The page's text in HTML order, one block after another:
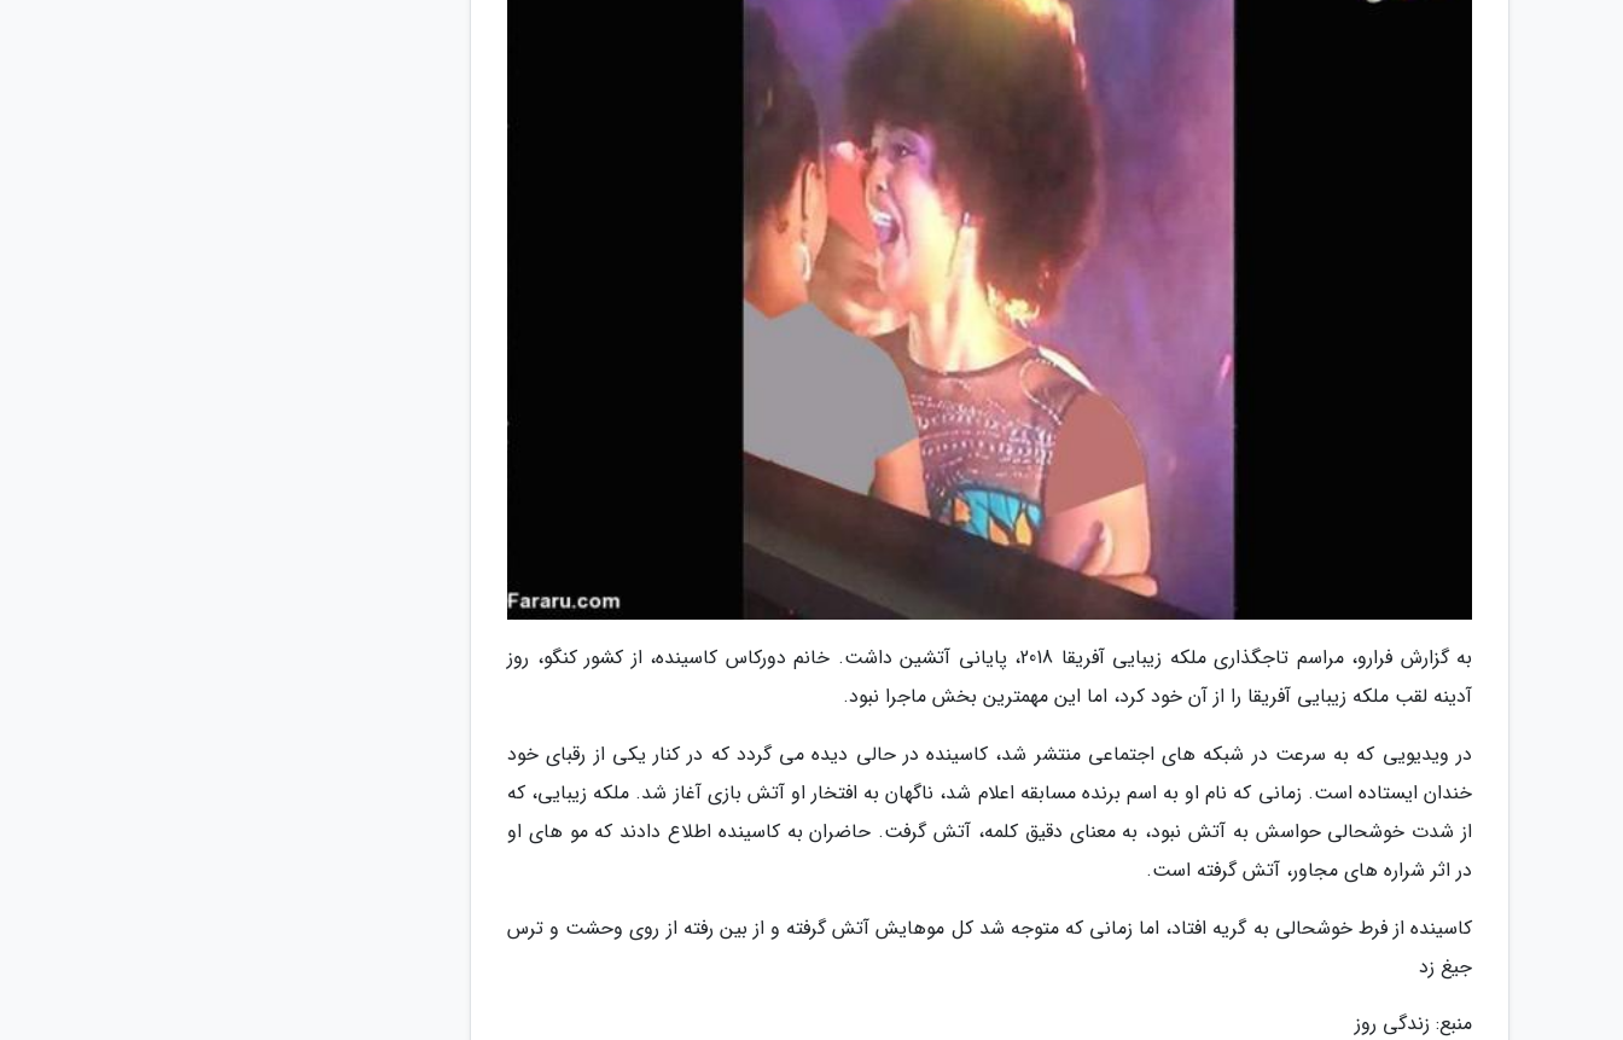
به گزارش فرارو، مراسم تاجگذاری ملکه زیبایی آفریقا 2018، پایانی آتشین داشت. خانم دورکاس کاسینده، از کشور کنگو، روز
آدینه لقب ملکه زیبایی آفریقا را از آن خود کرد، اما این مهمترین بخش ماجرا نبود.
در ویدیویی که به سرعت در شبکه های اجتماعی منتشر شد، کاسینده در حالی دیده می گردد که در کنار یکی از رقبای خود
خندان ایستاده است. زمانی که نام او به اسم برنده مسابقه اعلام شد، ناگهان به افتخار او آتش بازی آغاز شد. ملکه زیبایی، که
از شدت خوشحالی حواسش به آتش نبود، به معنای دقیق کلمه، آتش گرفت. حاضران به کاسینده اطلاع دادند که مو های او
در اثر شراره های مجاور، آتش گرفته است.
کاسینده از فرط خوشحالی به گریه افتاد، اما زمانی که متوجه شد کل موهایش آتش گرفته و از بین رفته از روی وحشت و ترس
جیغ زد
منبع: زندگی روز